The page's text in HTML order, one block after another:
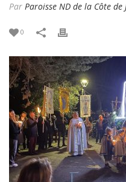
Par Paroisse ND de la Côte de
0